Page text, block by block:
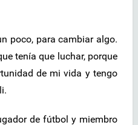
poco, para cambiar algo.
tenía que luchar, porque
de mi vida y tengo
de fútbol y miembro